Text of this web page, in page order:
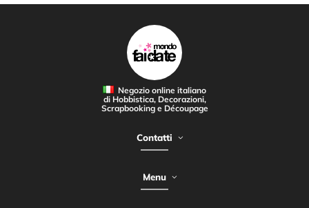
Negozio online italiano
di Hobbistica, Decorazioni,
Scrapbooking e Découpage
Contatti
Menu